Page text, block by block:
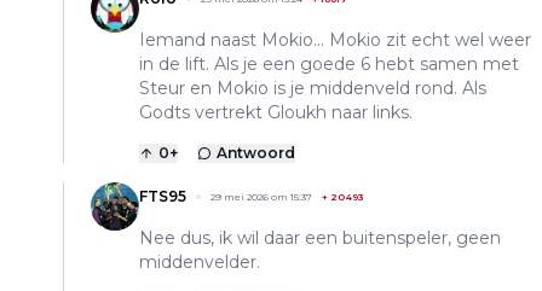
Iemand naast Mokio... Mokio zit echt wel weer
in de lift. Als je een goede 6 hebt samen met
Steur en Mokio is je middenveld rond. Als
Godts vertrekt Gloukh naar links.
0+ Antwoord
FTS95 29 mei 2026 om 15:37 + 20493
Nee dus, ik wil daar een buitenspeler, geen
middenvelder.